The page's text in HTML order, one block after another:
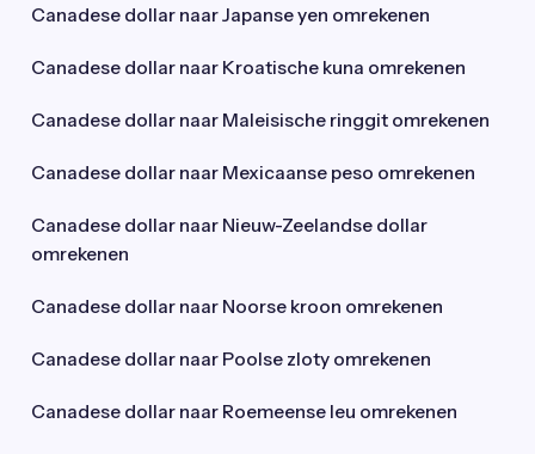
Canadese dollar naar Japanse yen omrekenen
Canadese dollar naar Kroatische kuna omrekenen
Canadese dollar naar Maleisische ringgit omrekenen
Canadese dollar naar Mexicaanse peso omrekenen
Canadese dollar naar Nieuw-Zeelandse dollar
omrekenen
Canadese dollar naar Noorse kroon omrekenen
Canadese dollar naar Poolse zloty omrekenen
Canadese dollar naar Roemeense leu omrekenen